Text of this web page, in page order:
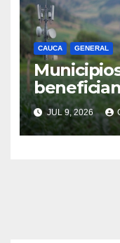
CAUCA GENERAL
uso de la
para
JUL 9, 2026